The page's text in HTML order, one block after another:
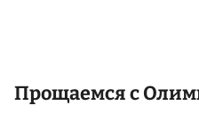
Прощаемся с